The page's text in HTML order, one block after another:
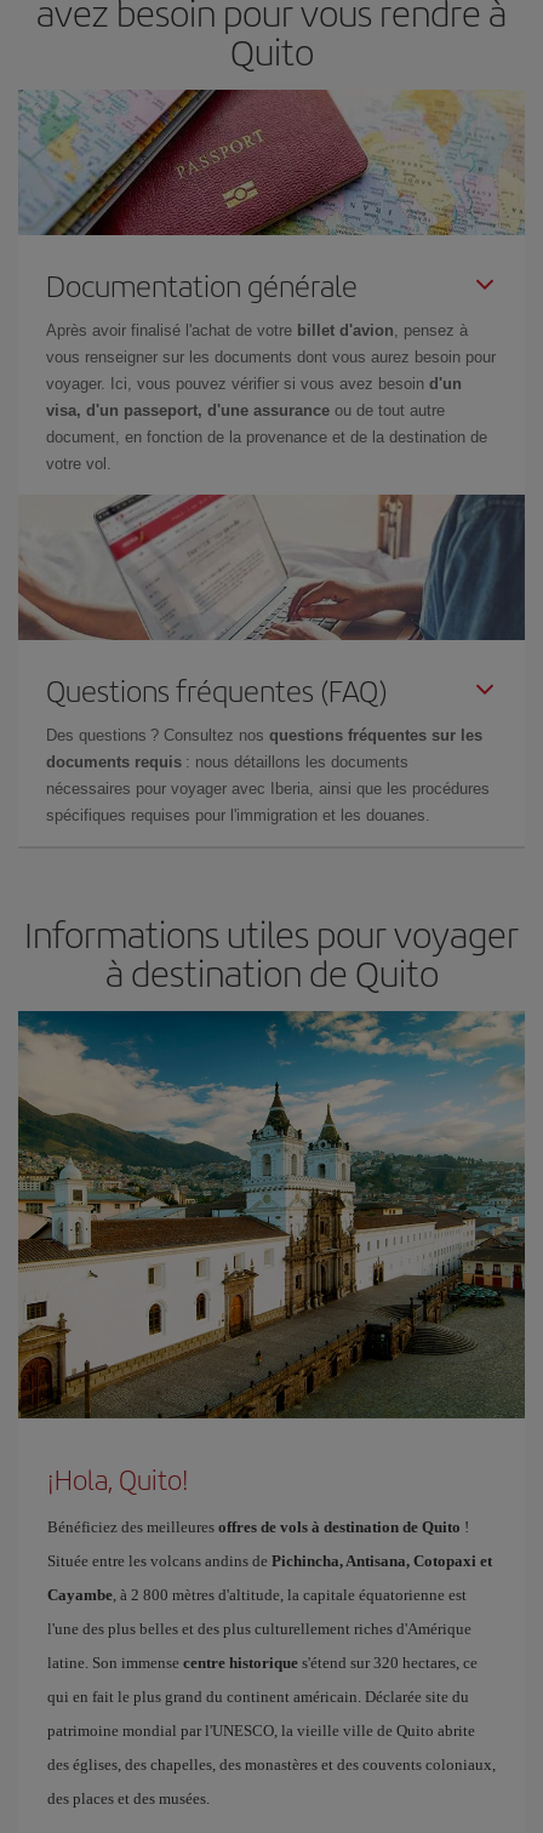
avez besoin pour vous rendre à
Quito
Documentation générale
Après avoir finalisé l'achat de votre billet d'avion , pensez à
vous renseigner sur les documents dont vous aurez besoin pour
voyager. Ici, vous pouvez vérifier si vous avez besoin d'un
visa, d'un passeport, d'une assurance ou de tout autre
document, en fonction de la provenance et de la destination de
votre vol.
Questions fréquentes (FAQ)
Des questions ? Consultez nos questions fréquentes sur les
documents requis : nous détaillons les documents
nécessaires pour voyager avec Iberia, ainsi que les procédures
spécifiques requises pour l'immigration et les douanes.
Informations utiles pour voyager
à destination de Quito
¡Hola, Quito!
Bénéficiez des meilleures offres de vols à destination de Quito !
Située entre les volcans andins de Pichincha, Antisana, Cotopaxi et
Cayambe , à 2 800 mètres d'altitude, la capitale équatorienne est
l'une des plus belles et des plus culturellement riches d'Amérique
latine. Son immense centre historique s'étend sur 320 hectares, ce
qui en fait le plus grand du continent américain. Déclarée site du
patrimoine mondial par l'UNESCO, la vieille ville de Quito abrite
des églises, des chapelles, des monastères et des couvents coloniaux,
des places et des musées.